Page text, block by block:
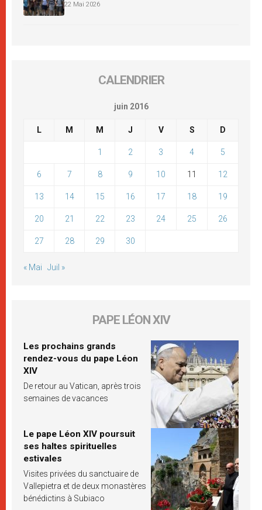
22 Mai 2026
CALENDRIER
juin 2016
L M M J V S D
1 2 3 4 5
6 7 8 9 10 11 12
13 14 15 16 17 18 19
20 21 22 23 24 25 26
27 28 29 30
« Mai Juil »
PAPE LÉON XIV
Les prochains grands
rendez-vous du pape Léon
XIV
De retour au Vatican, après trois
semaines de vacances
Le pape Léon XIV poursuit
ses haltes spirituelles
estivales
Visites privées du sanctuaire de
Vallepietra et de deux monastères
bénédictins à Subiaco